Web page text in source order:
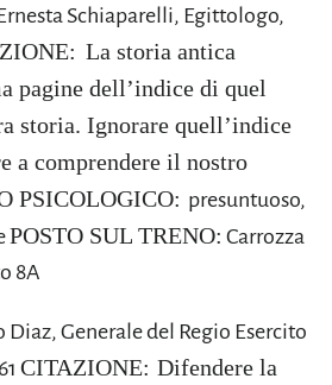
Schiaparelli, Egittologo,
La storia antica
pagine dell’indice di quel
storia. Ignorare quell’indice
a comprendere il nostro
PSICOLOGICO: presuntuoso,
POSTO SUL TRENO: Carrozza
8A
Generale del Regio Esercito
CITAZIONE: Difendere la